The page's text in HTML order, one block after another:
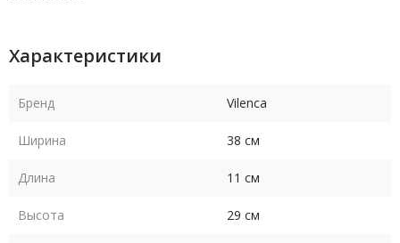
Характеристики
Бренд Vilenca
Ширина 38 см
Длина 11 см
Высота 29 см